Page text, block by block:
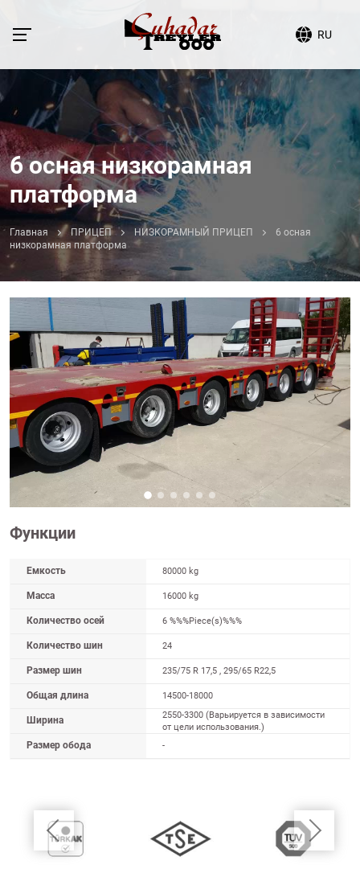
RU
6 осная низкорамная
платформа
Главная ПРИЦЕП НИЗКОРАМНЫЙ ПРИЦЕП
6 осная
низкорамная платформа
Функции
Емкость 80000 kg
Масса 16000 kg
Количество осей 6 %%%Piece(s)%%%
Количество шин 24
Размер шин 235/75 R 17,5 , 295/65 R22,5
Общая длина 14500-18000
Ширина
2550-3300 (Варьируется в зависимости
от цели использования.)
Размер обода -